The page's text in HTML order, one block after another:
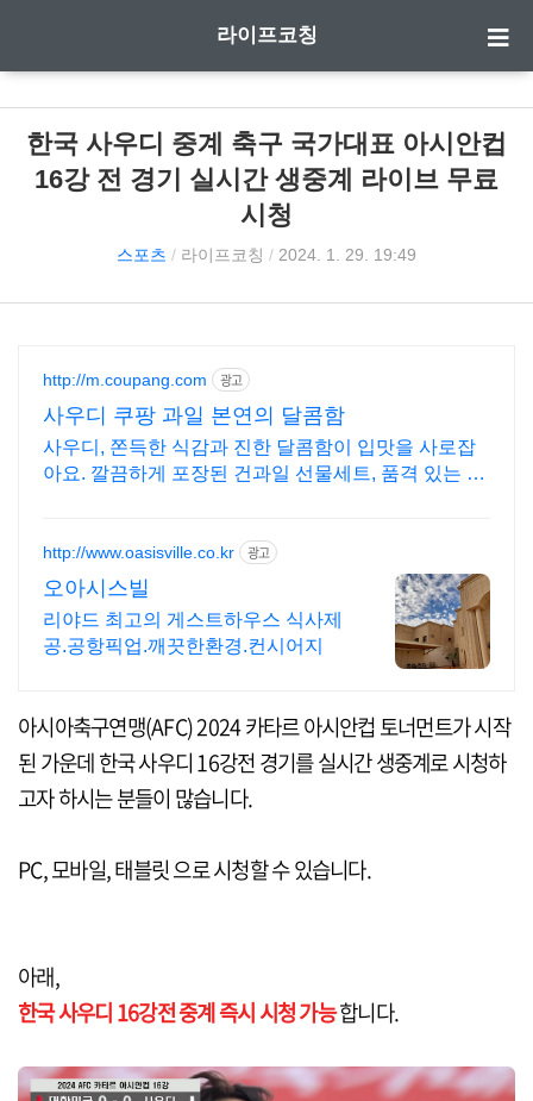
라이프코칭
한국 사우디 중계 축구 국가대표 아시안컵
16강 전 경기 실시간 생중계 라이브 무료
시청
스포츠 / 라이프코칭 / 2024. 1. 29. 19:49
http://m.coupang.com 광고
사우디 쿠팡 과일 본연의 달콤함
사우디, 쫀득한 식감과 진한 달콤함이 입맛을 사로잡
아요. 깔끔하게 포장된 건과일 선물세트, 품격 있는 선
http://www.oasisville.co.kr 광고
오아시스빌
리야드 최고의 게스트하우스 식사제
공.공항픽업.깨끗한환경.컨시어지
아시아축구연맹(AFC) 2024 카타르 아시안컵 토너먼트가 시작
된 가운데 한국 사우디 16강전 경기를 실시간 생중계로 시청하
고자 하시는 분들이 많습니다.
PC, 모바일, 태블릿 으로 시청할 수 있습니다.
아래,
한국 사우디 16강전 중계 즉시 시청 가능합니다.